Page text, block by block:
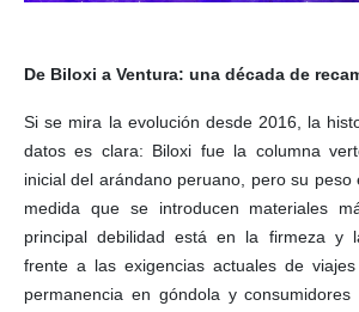
De Biloxi a Ventura: una década de
Si se mira la evolución desde 2016, la
datos es clara: Biloxi fue la columna
inicial del arándano peruano, pero su peso
medida que se introducen materiales
principal debilidad está en la firmeza y
frente a las exigencias actuales de
permanencia en góndola y